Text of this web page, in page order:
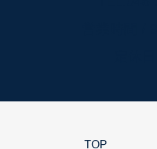
TOP